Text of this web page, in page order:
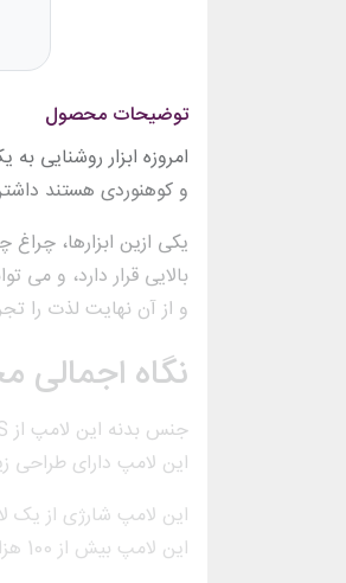
توضیحات محصول
امروزه ابزار روشنایی
و کوهنوردی هستند
بالایی قرار دارد، و می
و از آن نهایت لذت را
نگاه
این لامپ دارای
این لامپ شارژی از
این لامپ بیش از 100 هزار ساعت می باشد و دارای دو حالت نوردهی قوی و ضعیف می باشد.